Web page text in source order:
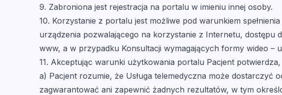
9. Zabroniona jest rejestracja na portalu w imieniu innej osoby.
10. Korzystanie z portalu jest możliwe pod warunkiem
urządzenia pozwalającego na korzystanie z Internetu,
www, a w przypadku Konsultacji wymagających formy wideo –
11. Akceptując warunki użytkowania portalu Pacjent
a) Pacjent rozumie, że Usługa telemedyczna może
zagwarantować ani zapewnić żadnych rezultatów, w tym